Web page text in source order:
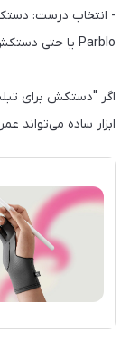
- انتخاب درست:
Parblo یا حتی دستکش‌ها برای Huion و XP-Pen مناسب هستند.
اگر "دستکش برای
ابزار ساده می‌تواند